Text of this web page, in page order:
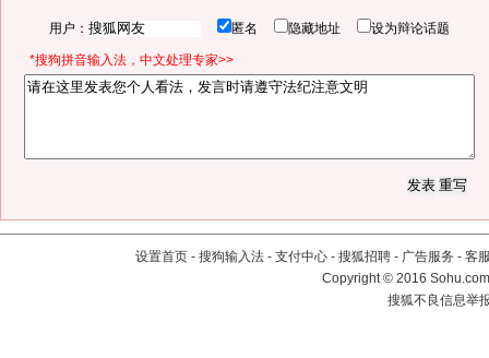
用户： 匿名 隐藏地址 设为辩论话题
*搜狗拼音输入法，中文处理专家>>
设置首页 - 搜狗输入法 - 支付中心 - 搜狐招聘 - 广告服务 - 客
Copyright©2016
搜狐不良信息举